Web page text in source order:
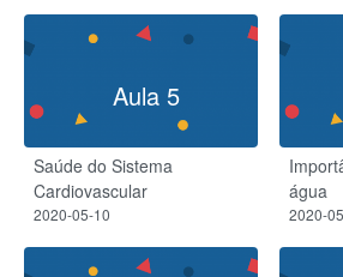
Aula 5
Saúde do Sistema
Cardiovascular
2020-05-10
água
2020-